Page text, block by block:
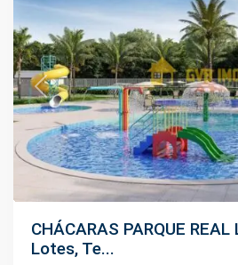
Previous
CHÁCARAS PARQUE
Lotes, Te...